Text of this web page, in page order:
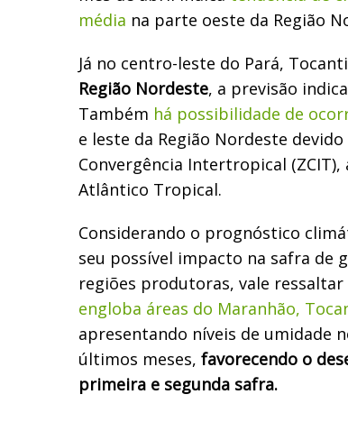
média na parte oeste da Região
Já no centro-leste do Pará,
Região Nordeste, a previsão
Também há possibilidade de
e leste da Região Nordeste
Convergência Intertropical
Atlântico Tropical.
Considerando o prognóstico
seu possível impacto na safra de
regiões produtoras, vale ressaltar
engloba áreas do Maranhão,
apresentando níveis de umidade
últimos meses, favorecendo o
primeira e segunda safra.